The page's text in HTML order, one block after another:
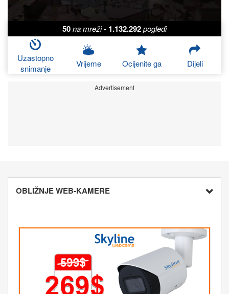
50na mreži- 1.132.292pogledi
Uzastopno
snimanje
Vrijeme Ocijenite ga Dijeli
Advertisement
OBLIŽNJE WEB-KAMERE